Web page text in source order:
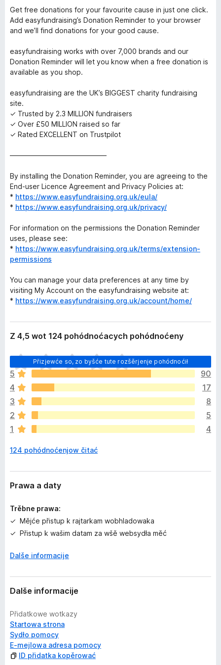
Get free donations for your favourite cause in just one click.
Add easyfundraising’s Donation Reminder to your browser
and we’ll find donations for your good cause.
easyfundraising works with over 7,000 brands and our
Donation Reminder will let you know when a free donation is
available as you shop.
easyfundraising are the UK’s BIGGEST charity fundraising
site.
✓ Trusted by 2.3 MILLION fundraisers
✓ Over £50 MILLION raised so far
✓ Rated EXCELLENT on Trustpilot
——————————————
By installing the Donation Reminder, you are agreeing to the
End-user Licence Agreement and Privacy Policies at:
* https://www.easyfundraising.org.uk/eula/
* https://www.easyfundraising.org.uk/privacy/
For information on the permissions the Donation Reminder
uses, please see:
* https://www.easyfundraising.org.uk/terms/extension-
permissions
You can manage your data preferences at any time by
visiting My Account on the easyfundraising website at:
* https://www.easyfundraising.org.uk/account/home/
Z 4,5 wot 124 pohódnoćacych pohódnoćeny
Přizjewće so, zo byšće tute rozšěrjenje pohódnoćił
H
i
š
ć
e
p
o
h
d
o
ć
n
a
n
e
s
u
5
90
4
17
3
8
2
5
1
4
124 pohódnoćenjow čitać
Prawa a daty
Trěbne prawa:
Mějće přistup k rajtarkam wobhladowaka
Přistup k wašim datam za wšě websydła měć
Dalše informacije
Dalše informacije
Přidatkowe wotkazy
Startowa strona
Sydło pomocy
E-mejlowa adresa pomocy
ID přidatka kopěrować